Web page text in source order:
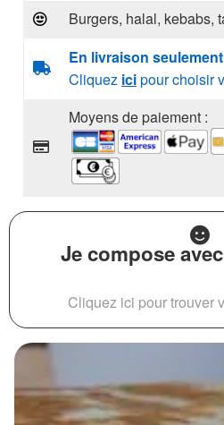
Burgers, halal, kebabs,
En livraison seulement
Cliquez icipour choisir
Moyens de paiement :
Je compose
Cliquez ici pour trouver